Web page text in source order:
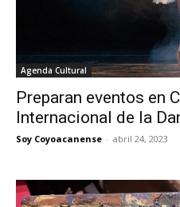
Agenda Cultural
Preparan eventos en
Internacional de la
Soy Coyoacanense - abril 24, 2023